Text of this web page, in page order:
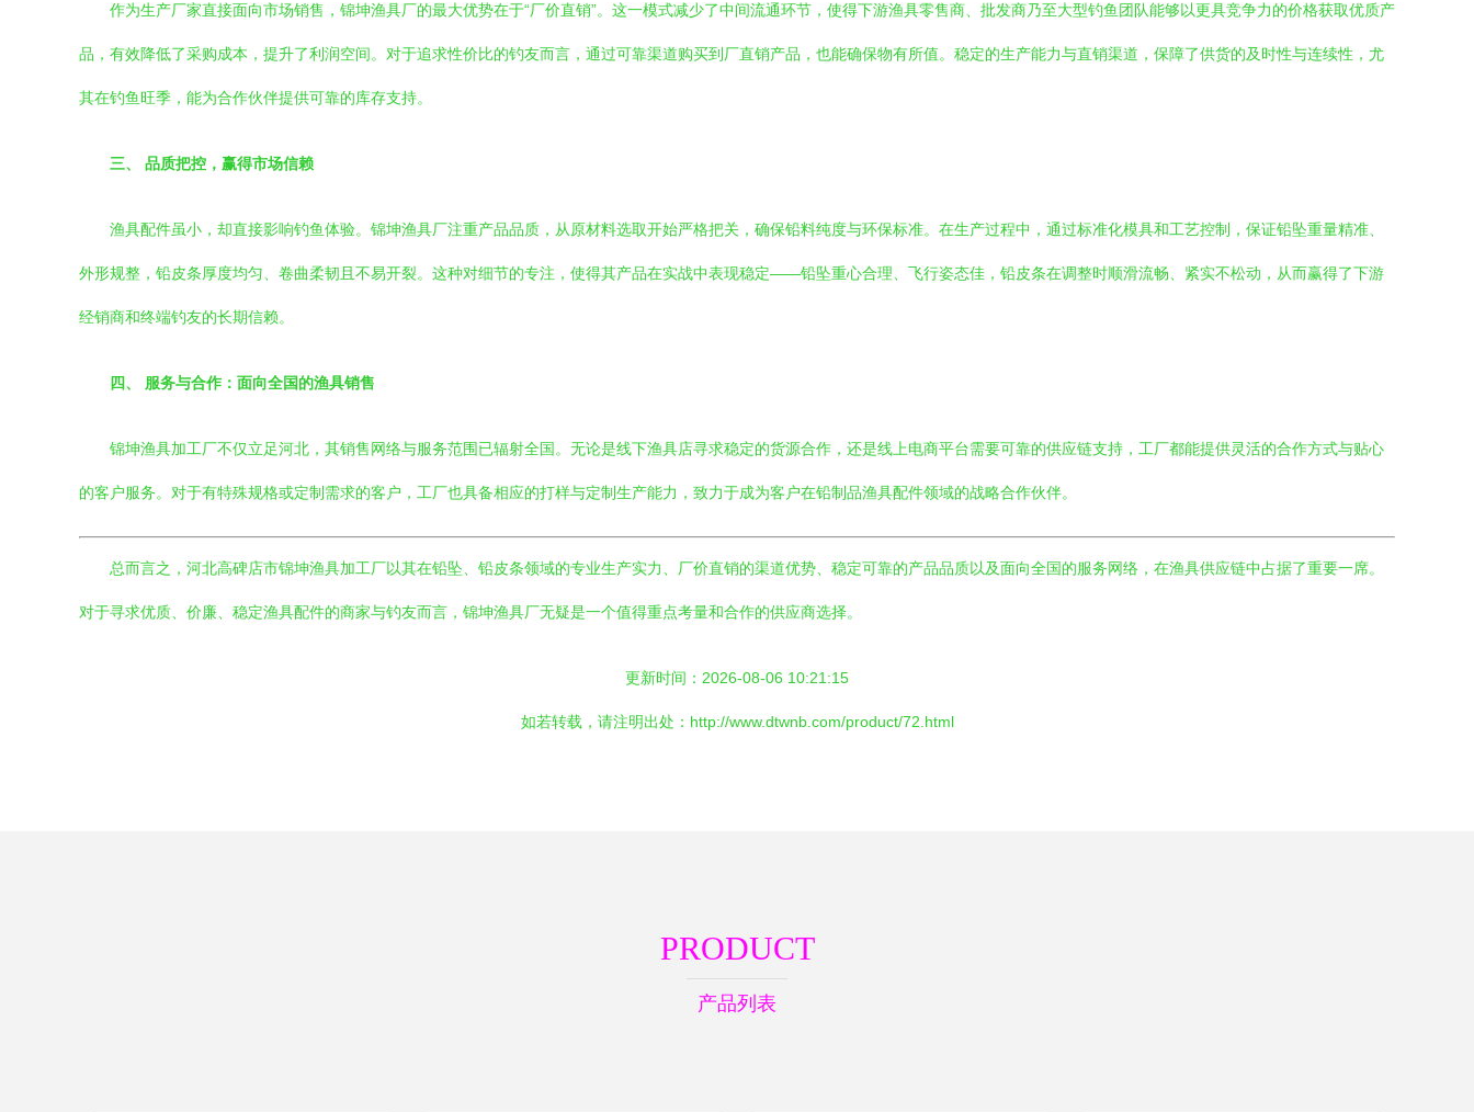
作为生产厂家直接面向市场销售，锦坤渔具厂的最大优势在于“厂价直销”。这一模式减少了中间流通环节，使得下游渔具零售商、批发商乃至大型钓鱼团队能够以更具竞争力的价格获取优质产
品，有效降低了采购成本，提升了利润空间。对于追求性价比的钓友而言，通过可靠渠道购买到厂直销产品，也能确保物有所值。稳定的生产能力与直销渠道，保障了供货的及时性与连续性，尤
其在钓鱼旺季，能为合作伙伴提供可靠的库存支持。
三、 品质把控，赢得市场信赖
渔具配件虽小，却直接影响钓鱼体验。锦坤渔具厂注重产品品质，从原材料选取开始严格把关，确保铅料纯度与环保标准。在生产过程中，通过标准化模具和工艺控制，保证铅坠重量精准、
外形规整，铅皮条厚度均匀、卷曲柔韧且不易开裂。这种对细节的专注，使得其产品在实战中表现稳定——铅坠重心合理、飞行姿态佳，铅皮条在调整时顺滑流畅、紧实不松动，从而赢得了下游
经销商和终端钓友的长期信赖。
四、 服务与合作：面向全国的渔具销售
锦坤渔具加工厂不仅立足河北，其销售网络与服务范围已辐射全国。无论是线下渔具店寻求稳定的货源合作，还是线上电商平台需要可靠的供应链支持，工厂都能提供灵活的合作方式与贴心
的客户服务。对于有特殊规格或定制需求的客户，工厂也具备相应的打样与定制生产能力，致力于成为客户在铅制品渔具配件领域的战略合作伙伴。
总而言之，河北高碑店市锦坤渔具加工厂以其在铅坠、铅皮条领域的专业生产实力、厂价直销的渠道优势、稳定可靠的产品品质以及面向全国的服务网络，在渔具供应链中占据了重要一席。
对于寻求优质、价廉、稳定渔具配件的商家与钓友而言，锦坤渔具厂无疑是一个值得重点考量和合作的供应商选择。
更新时间：2026-08-06 10:21:15
如若转载，请注明出处：http://www.dtwnb.com/product/72.html
PRODUCT
产品列表